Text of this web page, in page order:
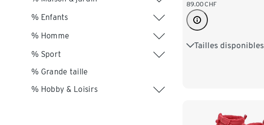
% Enfants
% Homme
% Sport
% Grande taille
% Hobby & Loisirs
89.00CHF
Tailles disponibles
37 38 39 40